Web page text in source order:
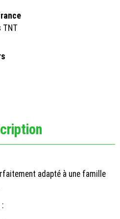
TNT
adapté à une famille